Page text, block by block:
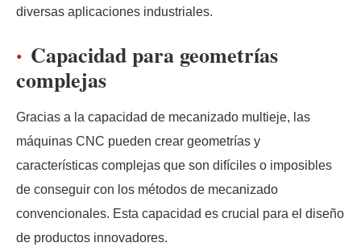
diversas aplicaciones industriales.
Capacidad para geometrías
complejas
Gracias a la capacidad de mecanizado multieje, las
máquinas CNC pueden crear geometrías y
características complejas que son difíciles o imposibles
de conseguir con los métodos de mecanizado
convencionales. Esta capacidad es crucial para el diseño
de productos innovadores.